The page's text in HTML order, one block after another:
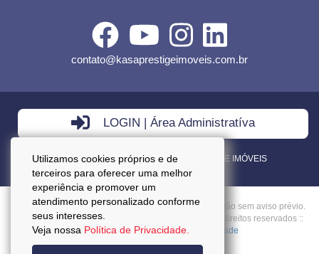
Utilizamos cookies próprios e de
terceiros para oferecer uma melhor
experiência e promover um
atendimento personalizado conforme
seus interesses.
Veja nossa Política de Privacidade.
contato@kasaprestigeimoveis.com.br
LOGIN | Área Administratíva
VENDA - LOCAÇÃO - ADMINISTRAÇÃO DE IMÓVEIS
Preços mencionados neste site estão sujeitos a alteração sem aviso prévio.
Copyright © 2026 - Kasa Prestige Imoveis :: Todos os direitos reservados ::
CRECI: J27037 ::Política da Privacidade